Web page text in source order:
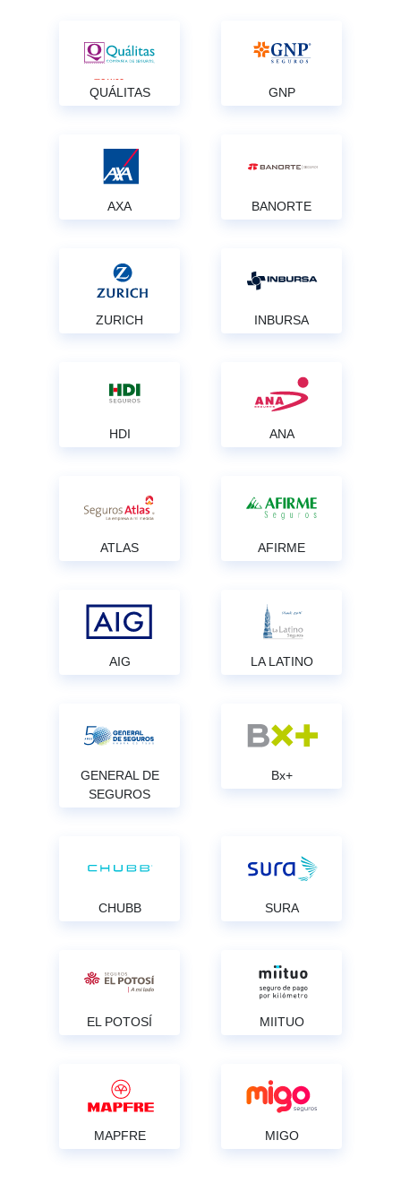
QUÁLITAS GNP
AXA BANORTE
ZURICH INBURSA
HDI ANA
ATLAS AFIRME
AIG LA LATINO
GENERAL DE
SEGUROS
Bx+
CHUBB SURA
EL POTOSÍ MIITUO
MAPFRE MIGO